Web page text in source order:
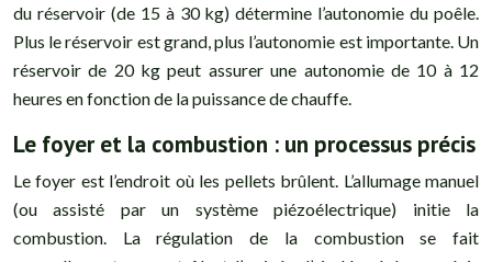
du réservoir (de 15 à 30 kg) détermine l’autonomie du poêle.
Plus le réservoir est grand, plus l’autonomie est importante. Un
réservoir de 20 kg peut assurer une autonomie de 10 à 12
heures en fonction de la puissance de chauffe.
Le foyer et la combustion : un processus précis
Le foyer est l’endroit où les pellets brûlent. L’allumage manuel
(ou assisté par un système piézoélectrique) initie la
combustion. La régulation de la combustion se fait